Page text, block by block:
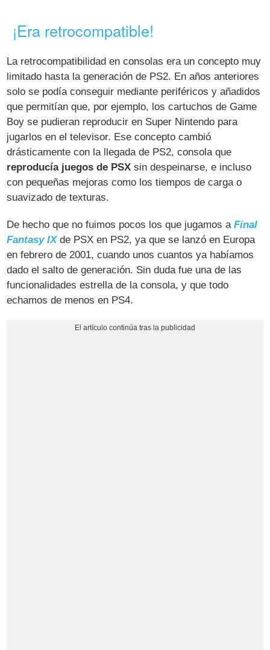
¡Era retrocompatible!
La retrocompatibilidad en consolas era un concepto muy
limitado hasta la generación de PS2. En años anteriores
solo se podía conseguir mediante periféricos y añadidos
que permitían que, por ejemplo, los cartuchos de Game
Boy se pudieran reproducir en Super Nintendo para
jugarlos en el televisor. Ese concepto cambió
drásticamente con la llegada de PS2, consola que
reproducía juegos de PSX sin despeinarse, e incluso
con pequeñas mejoras como los tiempos de carga o
suavizado de texturas.
De hecho que no fuimos pocos los que jugamos aFinal
Fantasy IXde PSX en PS2, ya que se lanzó en Europa
en febrero de 2001, cuando unos cuantos ya habíamos
dado el salto de generación. Sin duda fue una de las
funcionalidades estrella de la consola, y que todo
echamos de menos en PS4.